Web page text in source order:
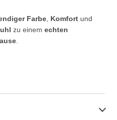
Farbe Komfort und
zu einem echten